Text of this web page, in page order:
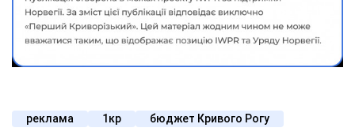
реклама 1кр бюджет Кривого Рогу